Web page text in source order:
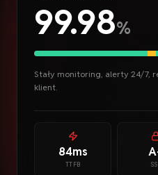
99.98%
Stały monitoring, alerty 24/7,
klient.
84ms
TTFB